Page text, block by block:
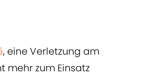
, eine Verletzung am
mehr zum Einsatz